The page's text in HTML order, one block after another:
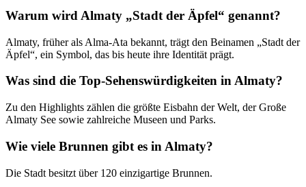
Warum wird Almaty „Stadt der Äpfel“ genannt?
Almaty, früher als Alma-Ata bekannt, trägt den Beinamen „Stadt der
Äpfel“, ein Symbol, das bis heute ihre Identität prägt.
Was sind die Top-Sehenswürdigkeiten in Almaty?
Zu den Highlights zählen die größte Eisbahn der Welt, der Große
Almaty See sowie zahlreiche Museen und Parks.
Wie viele Brunnen gibt es in Almaty?
Die Stadt besitzt über 120 einzigartige Brunnen.